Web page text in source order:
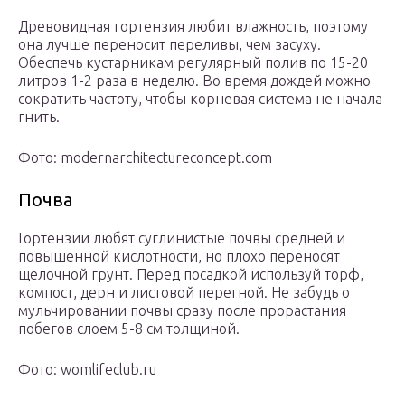
Древовидная гортензия любит влажность, поэтому
она лучше переносит переливы, чем засуху.
Обеспечь кустарникам регулярный полив по 15-20
литров 1-2 раза в неделю. Во время дождей можно
сократить частоту, чтобы корневая система не начала
гнить.
Фото: modernarchitectureconcept.com
Почва
Гортензии любят суглинистые почвы средней и
повышенной кислотности, но плохо переносят
щелочной грунт. Перед посадкой используй торф,
компост, дерн и листовой перегной. Не забудь о
мульчировании почвы сразу после прорастания
побегов слоем 5-8 см толщиной.
Фото: womlifeclub.ru